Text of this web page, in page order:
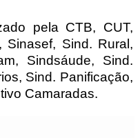
pela CTB, CUT,
Sinasef, Sind. Rural,
Sindsáude, Sind.
Sind. Panificação,
Camaradas.